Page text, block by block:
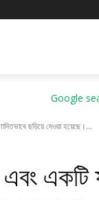
ছড়িয়ে দেওয়া হয়েছে।...
একটি